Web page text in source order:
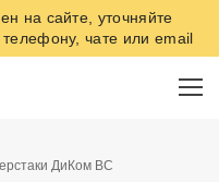
на сайте, уточняйте
чате или email
ДиКом ВС